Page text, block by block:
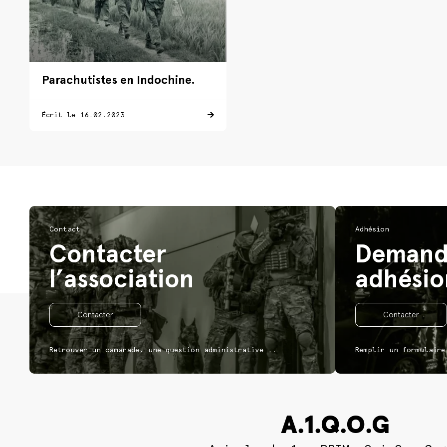
Parachutistes en Indochine.
Écrit le 16.02.2023
Contact
Contacter
l’association
Contacter
Retrouver un camarade, une question administrative ..
Adhésion
Contacter
Remplir un
A.1.Q.O.G